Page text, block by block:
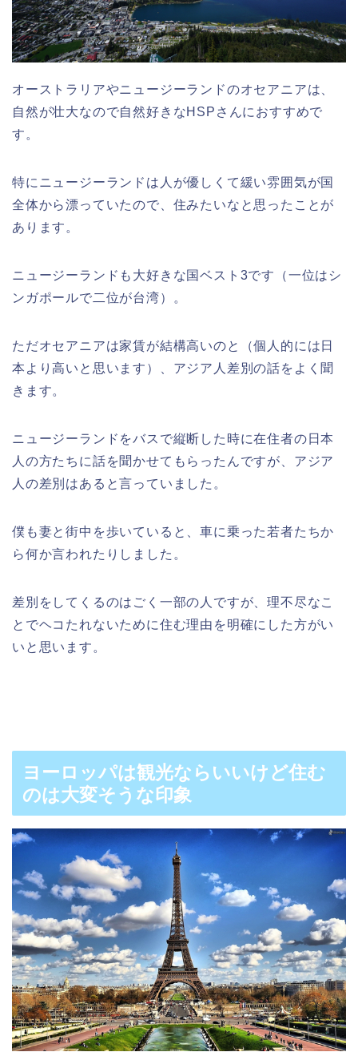
オーストラリアやニュージーランドのオセアニアは、
自然が壮大なので自然好きなHSPさんにおすすめで
す。
特にニュージーランドは人が優しくて緩い雰囲気が国
全体から漂っていたので、住みたいなと思ったことが
あります。
ニュージーランドも大好きな国ベスト3です（一位はシ
ンガポールで二位が台湾）。
ただオセアニアは家賃が結構高いのと（個人的には日
本より高いと思います）、アジア人差別の話をよく聞
きます。
ニュージーランドをバスで縦断した時に在住者の日本
人の方たちに話を聞かせてもらったんですが、アジア
人の差別はあると言っていました。
僕も妻と街中を歩いていると、車に乗った若者たちか
ら何か言われたりしました。
差別をしてくるのはごく一部の人ですが、理不尽なこ
とでヘコたれないために住む理由を明確にした方がい
いと思います。
ヨーロッパは観光ならいいけど住む
のは大変そうな印象